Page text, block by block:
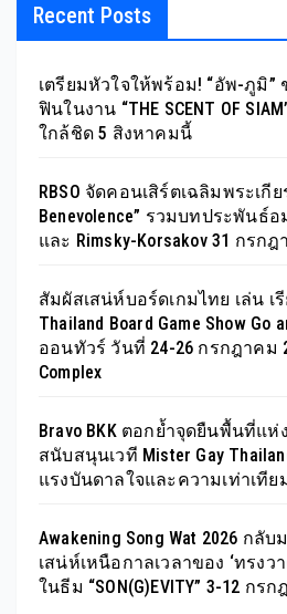
Recent Posts
เตรียมหัวใจให้พร้อม! “อัพ-ภูมิ”
ฟินในงาน “THE SCENT OF
ใกล้ชิด 5 สิงหาคมนี้
RBSO จัดคอนเสิร์ตเฉลิมพระเกีย
Benevolence” รวมบทประพันธ์อ
และ Rimsky-Korsakov 31 กรก
สัมผัสเสน่ห์บอร์ดเกมไทย เล่น
Thailand Board Game Show Go
ออนทัวร์ วันที่ 24-26 กรกฎาคม
Complex
Bravo BKK ตอกย้ำจุดยืนพื้นที่แ
สนับสนุนเวที Mister Gay
แรงบันดาลใจและความเท่าเทีย
Awakening Song Wat 2026 กลั
เสน่ห์เหนือกาลเวลาของ ‘ทรงว
ในธีม “SON(G)EVITY” 3-12 กร